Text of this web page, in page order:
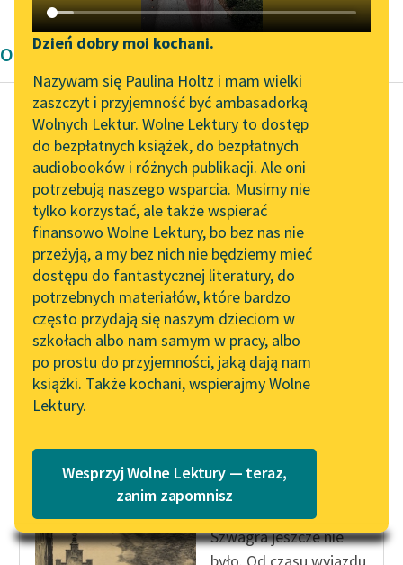
Katalog DAISY
Podkasty o książkach
Zgłoś brak utworu
Aktualności
Byliśmy częścią AI Impact
Lab
Zapraszamy na spotkanie
online z tłumaczkami
literatury skandynawskiej
Spotkanie z Katarzyną
Tunkiel w Oslo
Wolne Lektury na 32.
Pol’and’Rock Festivalu
„Kochanek Lady
Chatterley” do słuchania
na Wolnych Lekturach
Blog
Lektury szkolne i klasyka
literatury do słuchania dla
uczennic i uczniów z
Narzędzia
Mapa Wolnych Lektur
Leśmianator
Przewodnik dla piszących i
czytających
API
OAI-PMH
Widget Wolnych Lektur
Przypisy
Katalog w formacie PDF
Dzień dobry moi kochani.
Nazywam się Paulina Holtz i mam wielki
zaszczyt i przyjemność być ambasadorką
Wolnych Lektur. Wolne Lektury to dostęp
do bezpłatnych książek, do bezpłatnych
audiobooków i różnych publikacji. Ale oni
potrzebują naszego wsparcia. Musimy nie
tylko korzystać, ale także wspierać
finansowo Wolne Lektury, bo bez nas nie
przeżyją, a my bez nich nie będziemy mieć
dostępu do fantastycznej literatury, do
potrzebnych materiałów, które bardzo
często przydają się naszym dzieciom w
szkołach albo nam samym w pracy, albo
po prostu do przyjemności, jaką dają nam
książki. Także kochani, wspierajmy Wolne
Lektury.
Wesprzyj Wolne Lektury — teraz,
zanim zapomnisz
Opowiadanie Bruno Schulz
Bruno Schulz
Manekiny
Tygodnie te stały pod
znakiem dziwnej
senności.
Łóżka cały dzień nie
zaścielone, zawalone
pościelą zmiętą...
Czytaj więcej
Bruno Schulz
Noc lipcowa
Szwagra jeszcze nie